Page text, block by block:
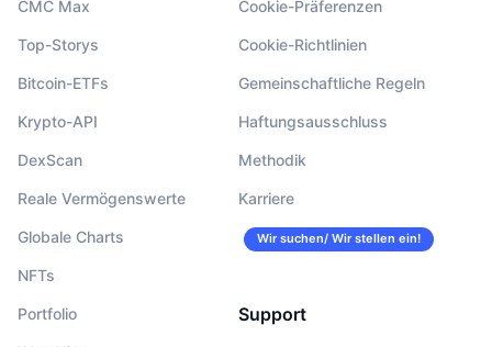
CMC Max
Top-Storys
Bitcoin-ETFs
Krypto-API
DexScan
Reale Vermögenswerte
Globale Charts
NFTs
Portfolio
Cookie-Präferenzen
Cookie-Richtlinien
Gemeinschaftliche Regeln
Haftungsausschluss
Methodik
Karriere
Wir suchen/ Wir stellen ein!
Support